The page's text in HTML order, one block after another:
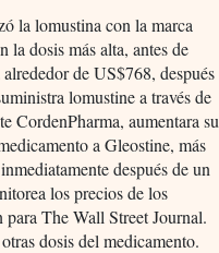
la lomustina con la marca
dosis más alta, antes de
de US$768, después
lomustine a través de
CordenPharma, aumentara su
a Gleostine, más
después de un
los precios de los
The Wall Street Journal.
dosis del medicamento.